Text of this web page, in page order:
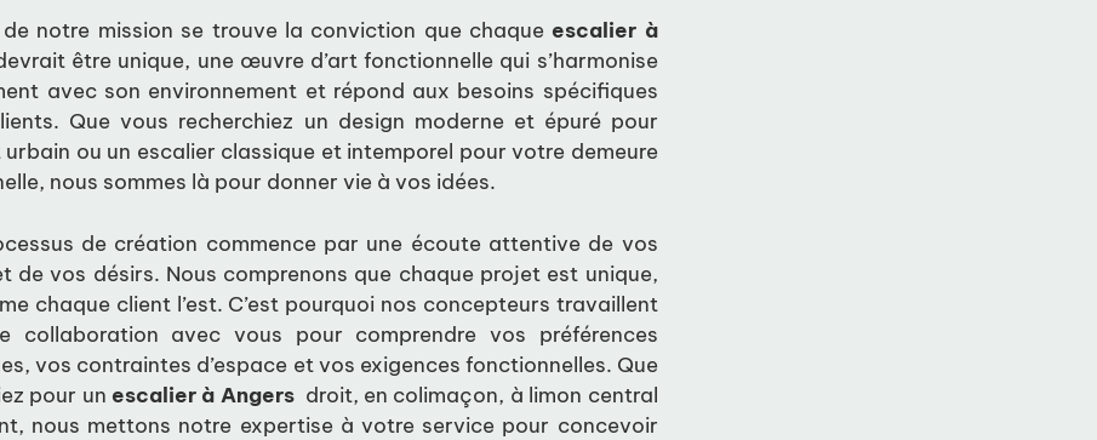
notre mission se trouve la conviction que chaqueescalier à
être unique, une œuvre d’art fonctionnelle qui s’harmonise
avec son environnement et répond aux besoins spécifiques
Que vous recherchiez un design moderne et épuré pour
ou un escalier classique et intemporel pour votre demeure
nous sommes là pour donner vie à vos idées.
de création commence par une écoute attentive de vos
de vos désirs. Nous comprenons que chaque projet est unique,
chaque client l’est. C’est pourquoi nos concepteurs travaillent
collaboration avec vous pour comprendre vos préférences
vos contraintes d’espace et vos exigences fonctionnelles. Que
pour unescalier à Angersdroit, en colimaçon, à limon central
nous mettons notre expertise à votre service pour concevoir